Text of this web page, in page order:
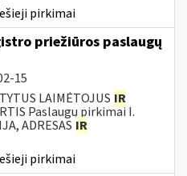
pirkimai
priežiūros paslaugų
15
LAIMĖTOJUS IR
Paslaugų pirkimai I.
ADRESAS IR
pirkimai